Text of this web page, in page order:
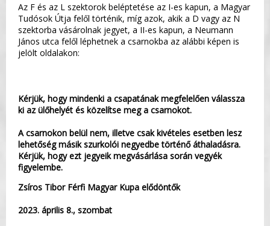
Az F és az L szektorok beléptetése az I-es kapun, a Magyar
Tudósok Útja felől történik, míg azok, akik a D vagy az N
szektorba vásárolnak jegyet, a II-es kapun, a Neumann
János utca felől léphetnek a csarnokba az alábbi képen is
jelölt oldalakon:
Kérjük, hogy mindenki a csapatának megfelelően válassza
ki az ülőhelyét és közelítse meg a csarnokot.
A csarnokon belül nem, illetve csak kivételes esetben lesz
lehetőség másik szurkolói negyedbe történő áthaladásra.
Kérjük, hogy ezt jegyeik megvásárlása során vegyék
figyelembe.
Zsíros Tibor Férfi Magyar Kupa elődöntők
2023. április 8., szombat